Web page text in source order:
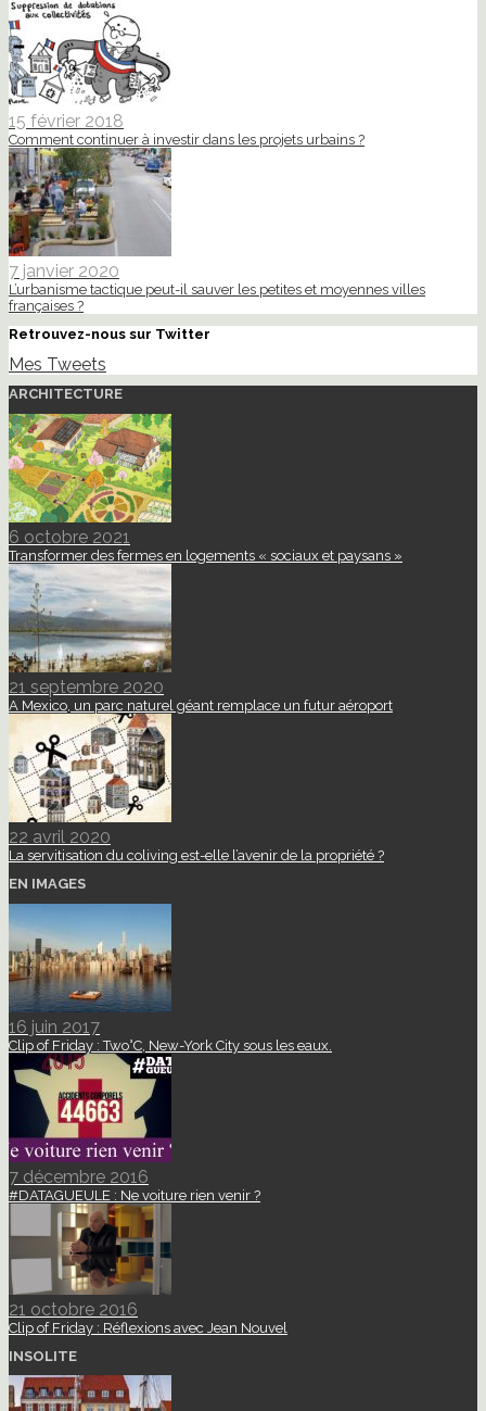
15 février 2018
Comment continuer à investir dans les projets urbains ?
7 janvier 2020
L’urbanisme tactique peut-il sauver les petites et moyennes villes
françaises ?
Retrouvez-nous sur Twitter
Mes Tweets
ARCHITECTURE
6 octobre 2021
Transformer des fermes en logements « sociaux et paysans »
21 septembre 2020
A Mexico, un parc naturel géant remplace un futur aéroport
22 avril 2020
La servitisation du coliving est-elle l’avenir de la propriété ?
EN IMAGES
16 juin 2017
Clip of Friday : Two°C, New-York City sous les eaux.
7 décembre 2016
#DATAGUEULE : Ne voiture rien venir ?
21 octobre 2016
Clip of Friday : Réflexions avec Jean Nouvel
INSOLITE